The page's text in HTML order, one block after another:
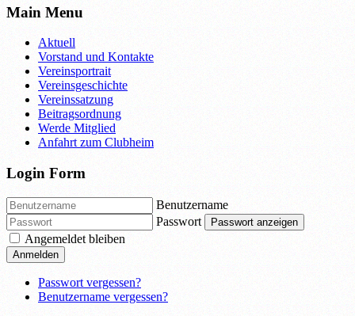
Main Menu
Aktuell
Vorstand und Kontakte
Vereinsportrait
Vereinsgeschichte
Vereinssatzung
Beitragsordnung
Werde Mitglied
Anfahrt zum Clubheim
Login Form
Benutzername
Passwort
Passwort anzeigen
Angemeldet bleiben
Anmelden
Passwort vergessen?
Benutzername vergessen?